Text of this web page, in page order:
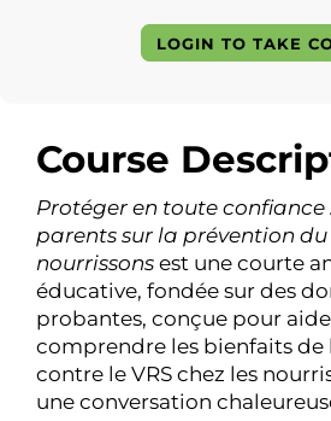
Course
Protéger en toute confiance
parents sur la prévention du
nourrissons est une courte
éducative, fondée sur des
probantes, conçue pour
comprendre les bienfaits de
contre le VRS chez les
une conversation
LOGIN TO TAKE